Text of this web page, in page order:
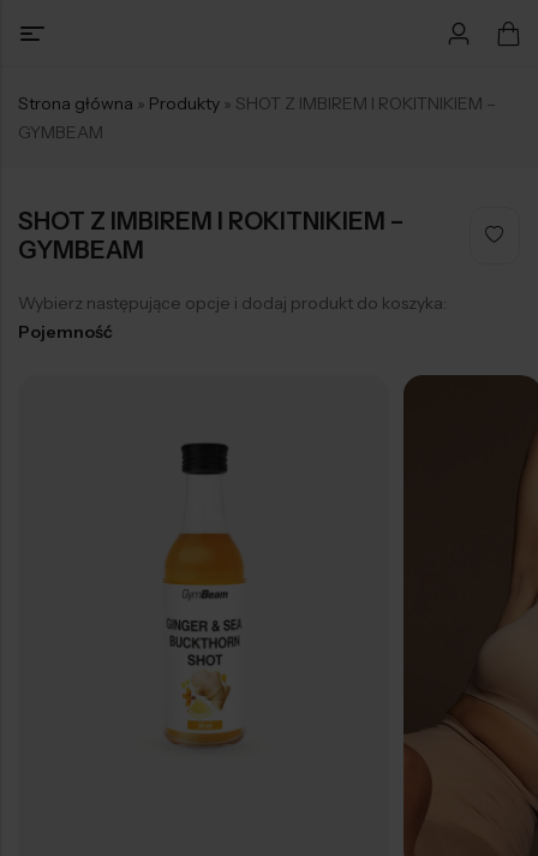
Strona główna » Produkty » SHOT Z IMBIREM I ROKITNIKIEM –
GYMBEAM
SHOT Z IMBIREM I ROKITNIKIEM –
GYMBEAM
Wybierz następujące opcje i dodaj produkt do koszyka:
Pojemność